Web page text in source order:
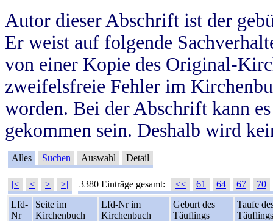
Autor dieser Abschrift ist der
Er weist auf folgende
von einer Kopie des Original-
zweifelsfreie Fehler im
worden. Bei der Abschrift kann
gekommen sein. Deshalb wird
Alles Suchen Auswahl Detail
|< < > >| 3380 Einträge gesamt: << 61 64 67
70
Lfd-
Nr
Seite im
Kirchenbuch
Lfd-Nr im
Kirchenbuch
Geburt des
Täuflings
Taufe
Täuflings